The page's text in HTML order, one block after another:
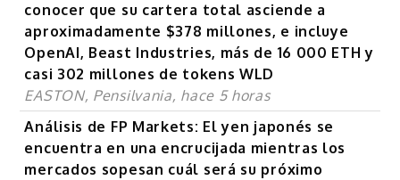
conocer que su cartera total asciende a
aproximadamente $378 millones, e incluye
OpenAI, Beast Industries, más de 16 000 ETH y
casi 302 millones de tokens WLD
EASTON, Pensilvania, hace 5 horas
Análisis de FP Markets: El yen japonés se
encuentra en una encrucijada mientras los
mercados sopesan cuál será su próximo